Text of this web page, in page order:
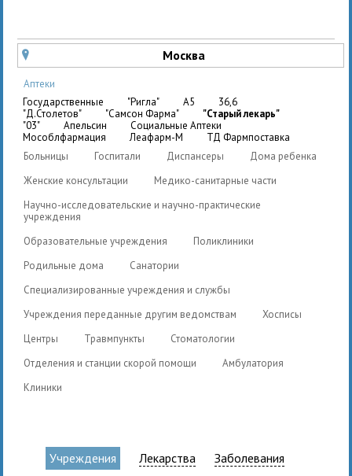
u Москва
Аптеки
государственные
"Ригла" A5
36,6
"Д.Столетов"
"Самсон Фарма"
"Старый лекарь"
"03"
Апельсин
Социальные Аптеки
Мособлфармация
Леафарм-М
ТД Фармпоставка
Больницы
Госпитали Диспансеры
Дома ребенка
Женские консультации
Медико-санитарные части
Научно-исследовательские и научно-практические
учреждения
Образовательные учреждения
Поликлиники
Родильные дома
Санатории
Специализированные учреждения и службы
Учреждения переданные другим ведомствам
Хосписы
Центры
Травмпункты
Стоматологии
Отделения и станции скорой помощи
Амбулатория
Клиники
Учреждения Лекарства Заболевания